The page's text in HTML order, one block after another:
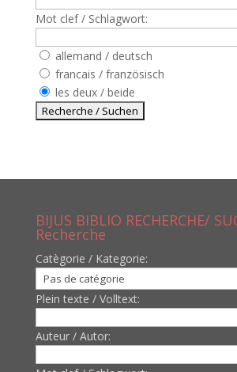
Mot clef / Schlagwort:
allemand / deutsch
francais / französisch
les deux / beide
BIJUS BIBLIO RECHERCHE/
Recherche
Catègorie / Kategorie:
Plein texte / Volltext:
Auteur / Autor: